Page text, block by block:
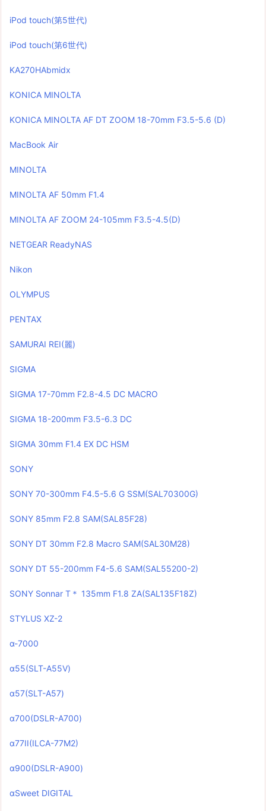
iPod touch(第5世代)
iPod touch(第6世代)
KA270HAbmidx
KONICA MINOLTA
KONICA MINOLTA AF DT ZOOM 18-70mm F3.5-5.6 (D)
MacBook Air
MINOLTA
MINOLTA AF 50mm F1.4
MINOLTA AF ZOOM 24-105mm F3.5-4.5(D)
NETGEAR ReadyNAS
Nikon
OLYMPUS
PENTAX
SAMURAI REI(麗)
SIGMA
SIGMA 17-70mm F2.8-4.5 DC MACRO
SIGMA 18-200mm F3.5-6.3 DC
SIGMA 30mm F1.4 EX DC HSM
SONY
SONY 70-300mm F4.5-5.6 G SSM(SAL70300G)
SONY 85mm F2.8 SAM(SAL85F28)
SONY DT 30mm F2.8 Macro SAM(SAL30M28)
SONY DT 55-200mm F4-5.6 SAM(SAL55200-2)
SONY Sonnar T＊ 135mm F1.8 ZA(SAL135F18Z)
STYLUS XZ-2
α-7000
α55(SLT-A55V)
α57(SLT-A57)
α700(DSLR-A700)
α77II(ILCA-77M2)
α900(DSLR-A900)
αSweet DIGITAL